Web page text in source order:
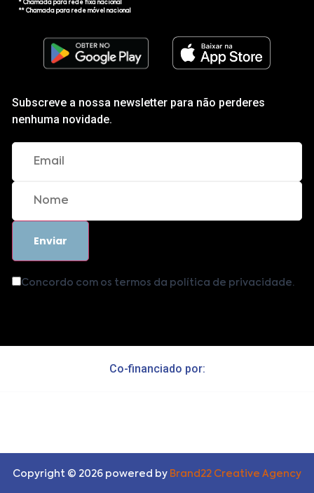
* Chamada para rede fixa nacional
** Chamada para rede móvel nacional
Subscreve a nossa newsletter para não perderes
nenhuma novidade.
Concordo com os termos da política de privacidade.
Co-financiado por:
Copyright © 2026 powered by Brand22 Creative Agency